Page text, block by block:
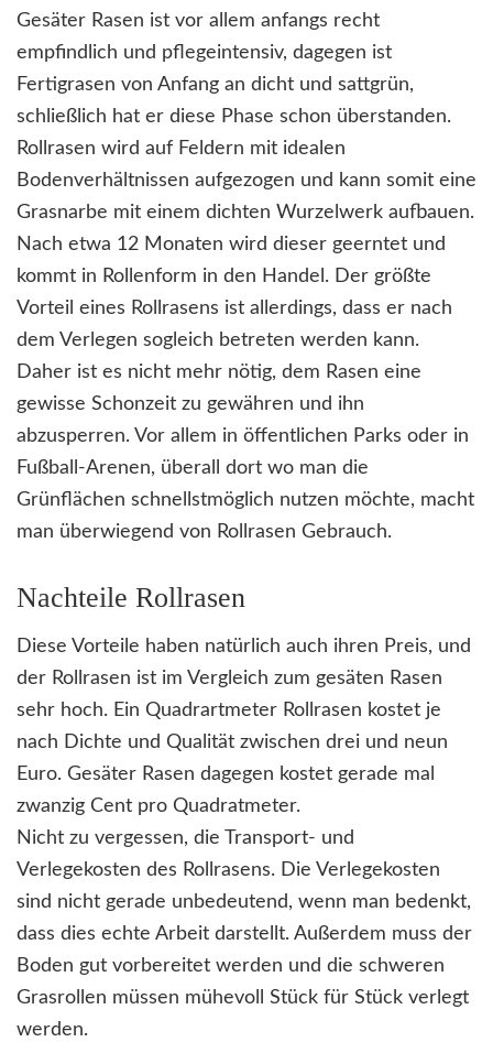
Gesäter Rasen ist vor allem anfangs recht
empfindlich und pflegeintensiv, dagegen ist
Fertigrasen von Anfang an dicht und sattgrün,
schließlich hat er diese Phase schon überstanden.
Rollrasen wird auf Feldern mit idealen
Bodenverhältnissen aufgezogen und kann somit eine
Grasnarbe mit einem dichten Wurzelwerk aufbauen.
Nach etwa 12 Monaten wird dieser geerntet und
kommt in Rollenform in den Handel. Der größte
Vorteil eines Rollrasens ist allerdings, dass er nach
dem Verlegen sogleich betreten werden kann.
Daher ist es nicht mehr nötig, dem Rasen eine
gewisse Schonzeit zu gewähren und ihn
abzusperren. Vor allem in öffentlichen Parks oder in
Fußball-Arenen, überall dort wo man die
Grünflächen schnellstmöglich nutzen möchte, macht
man überwiegend von Rollrasen Gebrauch.
Nachteile Rollrasen
Diese Vorteile haben natürlich auch ihren Preis, und
der Rollrasen ist im Vergleich zum gesäten Rasen
sehr hoch. Ein Quadrartmeter Rollrasen kostet je
nach Dichte und Qualität zwischen drei und neun
Euro. Gesäter Rasen dagegen kostet gerade mal
zwanzig Cent pro Quadratmeter.
Nicht zu vergessen, die Transport- und
Verlegekosten des Rollrasens. Die Verlegekosten
sind nicht gerade unbedeutend, wenn man bedenkt,
dass dies echte Arbeit darstellt. Außerdem muss der
Boden gut vorbereitet werden und die schweren
Grasrollen müssen mühevoll Stück für Stück verlegt
werden.